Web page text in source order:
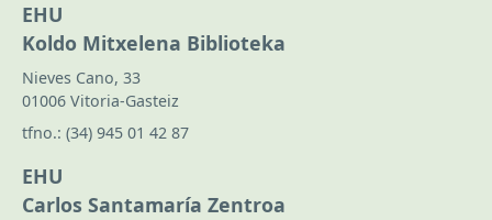
EHU
Koldo Mitxelena Biblioteka
Nieves Cano, 33
01006 Vitoria-Gasteiz
tfno.: (34) 945 01 42 87
EHU
Carlos Santamaría Zentroa